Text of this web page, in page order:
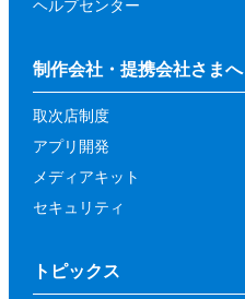
ヘルプセンター
制作会社・提携会社さまへ
取次店制度
アプリ開発
メディアキット
セキュリティ
トピックス